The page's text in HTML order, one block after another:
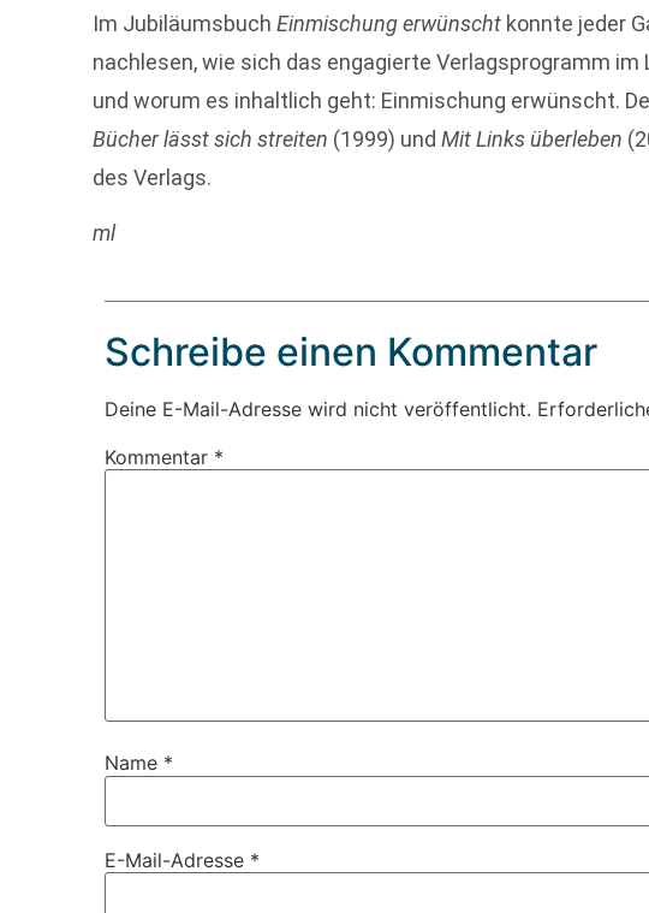
Im JubiläumsbuchEinmischung erwünscht konnte jeder
nachlesen, wie sich das engagierte Verlagsprogramm
und worum es inhaltlich geht: Einmischung erwünscht.
Bücher lässt sich streiten (1999) undMit Links überleben
des Verlags.
ml
Schreibe einen Kommentar
Deine E-Mail-Adresse wird nicht veröffentlicht.
Kommentar *
Name *
E-Mail-Adresse *